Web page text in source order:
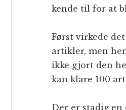
kende til for at
Først virkede
artikler, men
ikke gjort den
kan klare 100
Der er stadig en